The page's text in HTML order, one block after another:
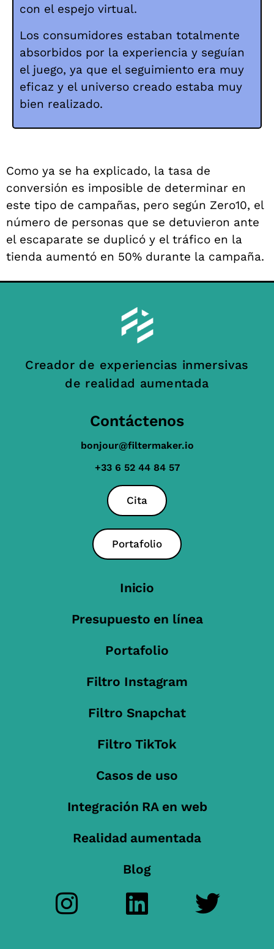
con el espejo virtual.
Los consumidores estaban totalmente
absorbidos por la experiencia y seguían
el juego, ya que el seguimiento era muy
eficaz y el universo creado estaba muy
bien realizado.
Como ya se ha explicado, la tasa de
conversión es imposible de determinar en
este tipo de campañas, pero según Zero10, el
número de personas que se detuvieron ante
el escaparate se duplicó y el tráfico en la
tienda aumentó en 50% durante la campaña.
Creador de experiencias inmersivas
de realidad aumentada
Contáctenos
bonjour@filtermaker.io
+33 6 52 44 84 57
Cita
Portafolio
Inicio
Presupuesto en línea
Portafolio
Filtro Instagram
Filtro Snapchat
Filtro TikTok
Casos de uso
Integración RA en web
Realidad aumentada
Blog